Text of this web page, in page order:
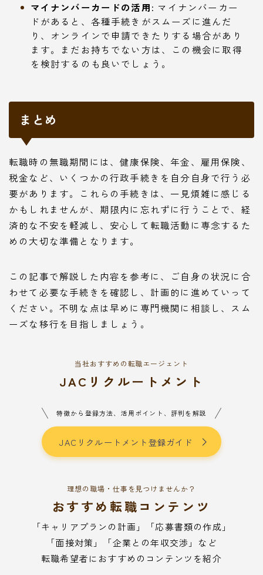
マイナンバーカードの活用: マイナンバーカー
ドがあると、各種手続きがスムーズに進んだ
り、オンラインで申請できたりする場合があり
ます。まだお持ちでない方は、この機会に取得
を検討するのも良いでしょう。
まとめ
転職時の無職期間には、健康保険、年金、雇用保険、
税金など、いくつかの行政手続きを自分自身で行う必
要があります。これらの手続きは、一見煩雑に感じる
かもしれませんが、期限内に忘れずに行うことで、経
済的な不安を軽減し、安心して転職活動に専念するた
めの大切な準備となります。
この記事で解説した内容を参考に、ご自身の状況に合
わせて必要な手続きを確認し、計画的に進めていって
ください。不明な点は早めに専門機関に相談し、スム
ーズな移行を目指しましょう。
当社おすすめの転職エージェント
JACリクルートメント
特徴から登録方法、活用ポイント、評判を解説
JACリクルートメント登録ガイド
理想の職場・仕事を見つけませんか？
おすすめ転職コンテンツ
「キャリアプランの計画」「応募書類の作成」
「面接対策」「企業との年収交渉」など
転職希望者におすすめのコンテンツを紹介